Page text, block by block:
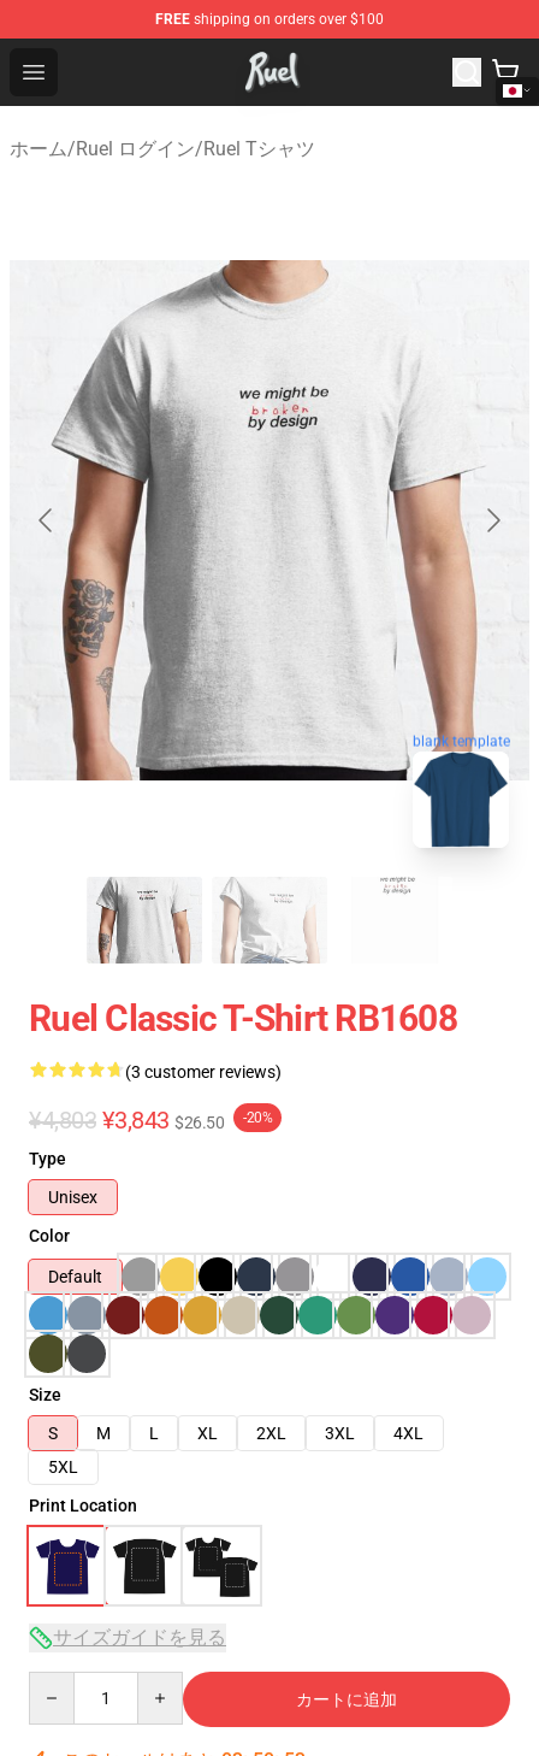
FREE shipping on orders over $100
Open menu
Ruel Store - Official Ruel Merchandise Shop
ホーム/Ruel ログイン/Ruel Tシャツ
blank template
Ruel Classic T-Shirt RB1608
(3 customer reviews)
¥4,803 ¥3,843 $26.50 -20%
Type
Unisex
Color
Default
Size
S
M L XL 2XL 3XL
4XL
5XL
Print Location
サイズガイドを見る
カートに追加